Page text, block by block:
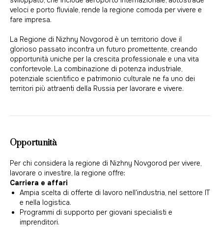
veloci e porto fluviale, rende la regione comoda per vivere e
fare impresa.
La Regione di Nizhny Novgorod è un territorio dove il
glorioso passato incontra un futuro promettente, creando
opportunità uniche per la crescita professionale e una vita
confortevole. La combinazione di potenza industriale,
potenziale scientifico e patrimonio culturale ne fa uno dei
territori più attraenti della Russia per lavorare e vivere.
Opportunità
Per chi considera la regione di Nizhny Novgorod per vivere,
lavorare o investire, la regione offre:
Carriera e affari
Ampia scelta di offerte di lavoro nell'industria, nel settore IT
e nella logistica.
Programmi di supporto per giovani specialisti e
imprenditori.